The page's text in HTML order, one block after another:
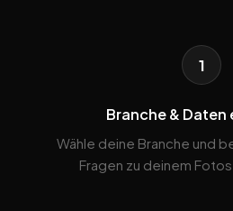
1
Branche & Daten
Wähle deine Branche und
Fragen zu deinem